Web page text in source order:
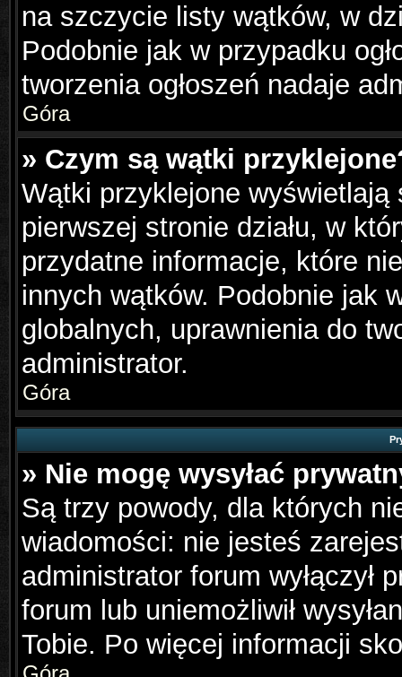
na szczycie listy wątków, w
Podobnie jak w przypadku
tworzenia ogłoszeń nadaje
Góra
» Czym są wątki
Wątki przyklejone wyświetlają
pierwszej stronie działu, w
przydatne informacje, które
innych wątków. Podobnie jak
globalnych, uprawnienia do
administrator.
Góra
» Nie mogę wysyłać
Są trzy powody, dla których
wiadomości: nie jesteś
administrator forum wyłączył
forum lub uniemożliwił
Tobie. Po więcej informacji